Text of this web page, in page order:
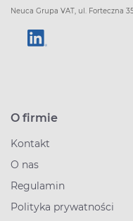
Neuca Grupa VAT, ul. Forteczna
O firmie
Kontakt
O nas
Regulamin
Polityka prywatności